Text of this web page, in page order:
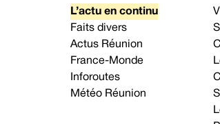
L’actu en continu
Faits divers
Actus Réunion
France-Monde
Inforoutes
Météo Réunion